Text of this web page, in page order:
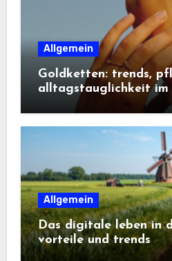
Allgemein
Goldketten: trends,
alltagstauglichkeit im
Allgemein
Das digitale leben in
vorteile und trends